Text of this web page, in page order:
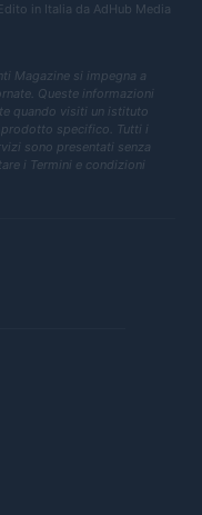
in Italia da AdHub Media
Magazine si impegna a
Queste informazioni
quando visiti un istituto
specifico. Tutti i
sono presentati senza
i Termini e condizioni